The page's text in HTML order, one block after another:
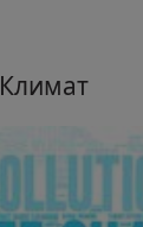
Климат